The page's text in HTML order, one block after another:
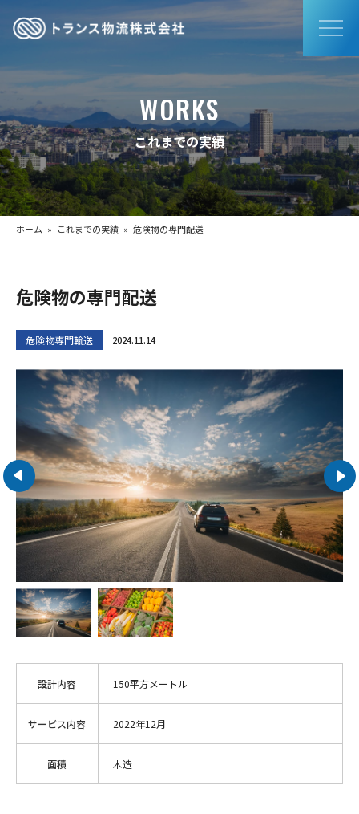
WORKS
これまでの実績
ホーム » これまでの実績 » 危険物の専門配送
危険物の専門配送
危険物専門輸送 2024.11.14
設計内容 150平方メートル
サービス内容 2022年12月
面積 木造